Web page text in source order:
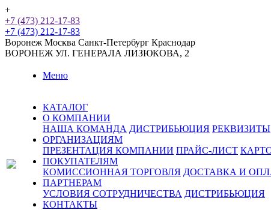
+
+7 (473) 212-17-83
+7 (473) 212-17-83
Воронеж Москва Санкт-Петербург Краснодар
ВОРОНЕЖ УЛ. ГЕНЕРАЛА ЛИЗЮКОВА, 2
Меню
КАТАЛОГ
О КОМПАНИИ
НАША КОМАНДА ДИСТРИБЬЮЦИЯ РЕКВИЗИТЫ
ОРГАНИЗАЦИЯМ
ПРЕЗЕНТАЦИЯ КОМПАНИИ ПРАЙС-ЛИСТ
ПОКУПАТЕЛЯМ
КОМИССИОННАЯ ТОРГОВЛЯ ДОСТАВКА И
ПАРТНЕРАМ
УСЛОВИЯ СОТРУДНИЧЕСТВА ДИСТРИБЬЮЦИЯ
КОНТАКТЫ